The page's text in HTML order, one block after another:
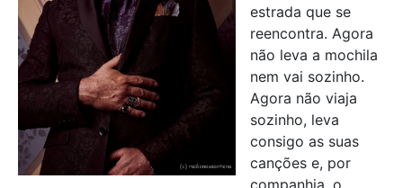
estrada que se
reencontra. Agora
não leva a mochila
nem vai sozinho.
Agora não viaja
sozinho, leva
consigo as suas
canções e, por
companhia, o